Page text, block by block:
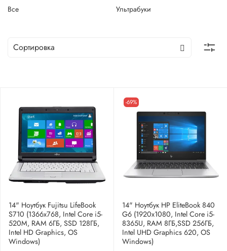
Все Ультрабуки
14" Ноутбук Fujitsu LifeBook
S710 (1366x768, Intel Core i5-
520M, RAM 6ГБ, SSD 128ГБ,
Intel HD Graphics, OS
Windows)
-69%
14" Ноутбук HP EliteBook 840
G6 (1920x1080, Intel Core i5-
8365U, RAM 8ГБ,SSD 256ГБ,
Intel UHD Graphics 620, OS
Windows)